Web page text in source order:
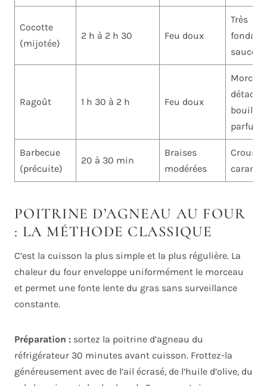
Cocotte
(mijotée)
2 h à 2 h 30 Feu doux
Très
sauce
Ragoût 1 h 30 à 2 h Feu doux
bouillon
parfumé
Barbecue
(précuite)
20 à 30 min
Braises
modérées
POITRINE D’AGNEAU AU FOUR
: LA MÉTHODE CLASSIQUE
C’est la cuisson la plus simple et la plus régulière. La
chaleur du four enveloppe uniformément le morceau
et permet une fonte lente du gras sans surveillance
constante.
Préparation : sortez la poitrine d’agneau du
réfrigérateur 30 minutes avant cuisson. Frottez-la
généreusement avec de l’ail écrasé, de l’huile d’olive, du